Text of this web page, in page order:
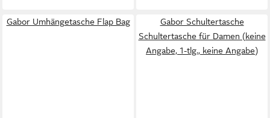
Gabor Umhängetasche Flap Bag
Gabor Schultertasche
Schultertasche für Damen (keine
Angabe, 1-tlg., keine Angabe)